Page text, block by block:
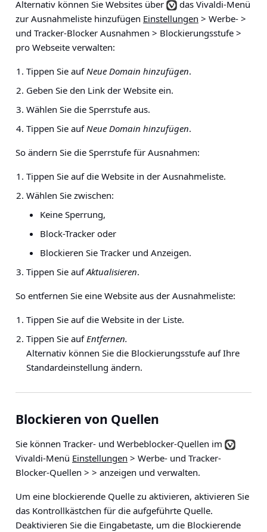
Alternativ können Sie Websites über das Vivaldi-Menü
zur Ausnahmeliste hinzufügen Einstellungen > Werbe- >
und Tracker-Blocker Ausnahmen > Blockierungsstufe >
pro Webseite verwalten:
Tippen Sie aufNeue Domain hinzufügen.
Geben Sie den Link der Website ein.
Wählen Sie die Sperrstufe aus.
Tippen Sie aufNeue Domain hinzufügen.
So ändern Sie die Sperrstufe für Ausnahmen:
Tippen Sie auf die Website in der Ausnahmeliste.
Wählen Sie zwischen:
Keine Sperrung,
Block-Tracker oder
Blockieren Sie Tracker und Anzeigen.
Tippen Sie aufAktualisieren.
So entfernen Sie eine Website aus der Ausnahmeliste:
Tippen Sie auf die Website in der Liste.
Tippen Sie aufEntfernen.
Alternativ können Sie die Blockierungsstufe auf Ihre
Standardeinstellung ändern.
Blockieren von Quellen
Sie können Tracker- und Werbeblocker-Quellen im
Vivaldi-Menü Einstellungen > Werbe- und Tracker-
Blocker-Quellen > > anzeigen und verwalten.
Um eine blockierende Quelle zu aktivieren, aktivieren Sie
das Kontrollkästchen für die aufgeführte Quelle.
Deaktivieren Sie die Eingabetaste, um die Blockierende